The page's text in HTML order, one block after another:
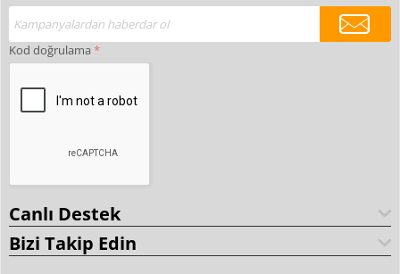
Kod doğrulama
Canlı Destek
Bizi Takip Edin